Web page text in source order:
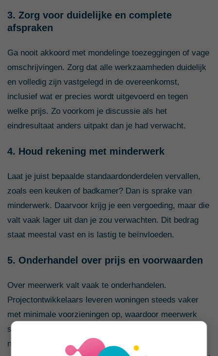
3. Zorg voor duidelijke en complete
afspraken
Ga nooit akkoord met mondelinge toezeggingen of vage
omschrijvingen. Zorg dat alle werkzaamheden duidelijk
en volledig zijn vastgelegd in de overeenkomst,
inclusief wat er precies wordt uitgevoerd en tegen
welke prijs. Zo voorkom je discussie als het
eindresultaat anders uitpakt dan je had verwacht.
4. Houd rekening met minderwerk
Laat je juist bepaalde standaardonderdelen vervallen,
zoals een keuken of badkamer? Dan is sprake van
minderwerk. Daarvoor krijg je een vergoeding, maar die
valt vaak lager uit dan je zou verwachten. Dit bedrag
staat meestal vast en is lastig te beïnvloeden.
5. Onderhandel over prijs en voorwaarden
Over meerwerk valt vaak te onderhandelen.
Projectontwikkelaars leveren woningen steeds vaker
met minimale voorzieningen op, waardoor meerwerk
snel oploopt. Ga niet akkoord met termen als ‘prijs
nader te bepalen’ of ‘op aanvraag’. Zorg dat alle prijzen